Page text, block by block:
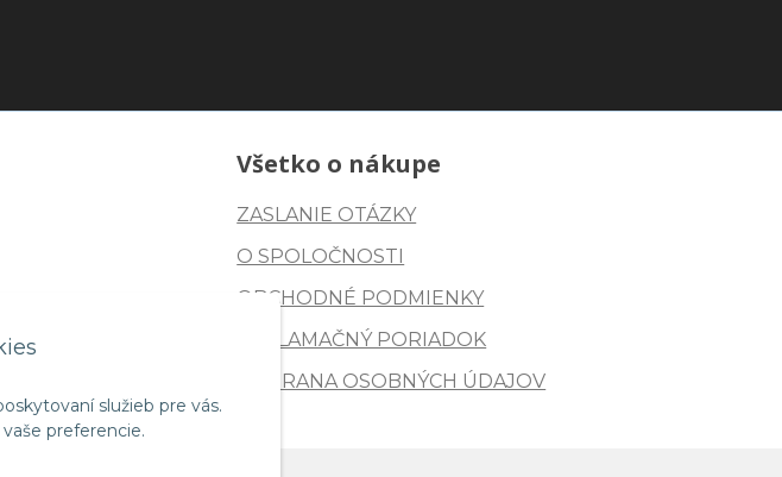
služieb pre vás.
preferencie.
Všetko o nákupe
ZASLANIE OTÁZKY
O SPOLOČNOSTI
OBCHODNÉ PODMIENKY
REKLAMAČNÝ PORIADOK
OCHRANA OSOBNÝCH ÚDAJOV